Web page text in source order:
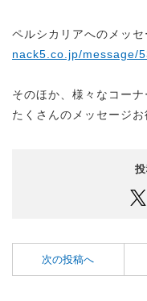
ペルシカリアへのメッ
nack5.co.jp/message/
そのほか、様々なコー
たくさんのメッセージお
次の投稿へ